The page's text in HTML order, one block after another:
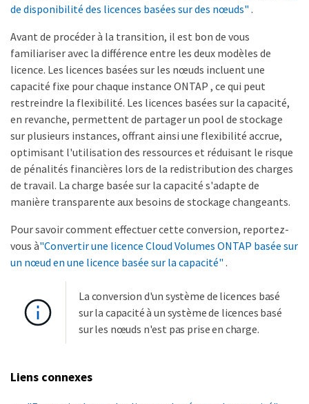
de disponibilité des licences basées sur des nœuds" .
Avant de procéder à la transition, il est bon de vous
familiariser avec la différence entre les deux modèles de
licence. Les licences basées sur les nœuds incluent une
capacité fixe pour chaque instance ONTAP , ce qui peut
restreindre la flexibilité. Les licences basées sur la capacité,
en revanche, permettent de partager un pool de stockage
sur plusieurs instances, offrant ainsi une flexibilité accrue,
optimisant l'utilisation des ressources et réduisant le risque
de pénalités financières lors de la redistribution des charges
de travail. La charge basée sur la capacité s'adapte de
manière transparente aux besoins de stockage changeants.
Pour savoir comment effectuer cette conversion, reportez-
vous à"Convertir une licence Cloud Volumes ONTAP basée sur
un nœud en une licence basée sur la capacité" .
La conversion d'un système de licences basé
sur la capacité à un système de licences basé
sur les nœuds n'est pas prise en charge.
Liens connexes